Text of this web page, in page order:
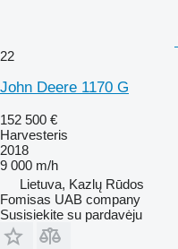
22
John Deere 1170 G
152 500 €
Harvesteris
2018
9 000 m/h
Lietuva, Kazlų Rūdos
Fomisas UAB company
Susisiekite su pardavėju